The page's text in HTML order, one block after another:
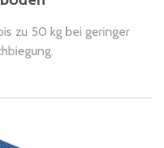
zu 50 kg bei geringer